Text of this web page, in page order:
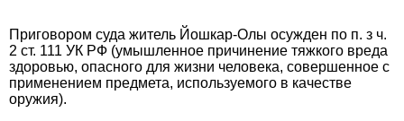
Приговором суда житель Йошкар-Олы осужден по п. з ч.
2 ст. 111 УК РФ (умышленное причинение тяжкого вреда
здоровью, опасного для жизни человека, совершенное с
применением предмета, используемого в качестве
оружия).